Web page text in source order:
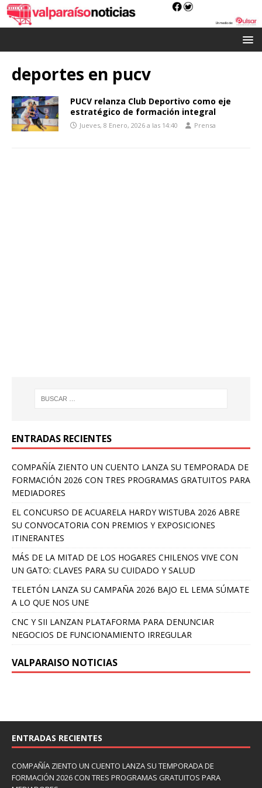
deportes en pucv
PUCV relanza Club Deportivo como eje
estratégico de formación integral
Jueves, 8 Enero, 2026 a las 14:40 Prensa
ENTRADAS RECIENTES
COMPAÑÍA ZIENTO UN CUENTO LANZA SU TEMPORADA DE
FORMACIÓN 2026 CON TRES PROGRAMAS GRATUITOS PARA
MEDIADORES
EL CONCURSO DE ACUARELA HARDY WISTUBA 2026 ABRE
SU CONVOCATORIA CON PREMIOS Y EXPOSICIONES
ITINERANTES
MÁS DE LA MITAD DE LOS HOGARES CHILENOS VIVE CON
UN GATO: CLAVES PARA SU CUIDADO Y SALUD
TELETÓN LANZA SU CAMPAÑA 2026 BAJO EL LEMA SÚMATE
A LO QUE NOS UNE
CNC Y SII LANZAN PLATAFORMA PARA DENUNCIAR
NEGOCIOS DE FUNCIONAMIENTO IRREGULAR
VALPARAISO NOTICIAS
ENTRADAS RECIENTES
COMPAÑÍA ZIENTO UN CUENTO LANZA SU TEMPORADA DE
FORMACIÓN 2026 CON TRES PROGRAMAS GRATUITOS PARA